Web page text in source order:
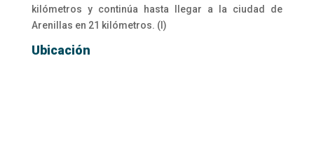
kilómetros y continúa hasta llegar a la ciudad de
Arenillas en 21 kilómetros. (I)
Ubicación